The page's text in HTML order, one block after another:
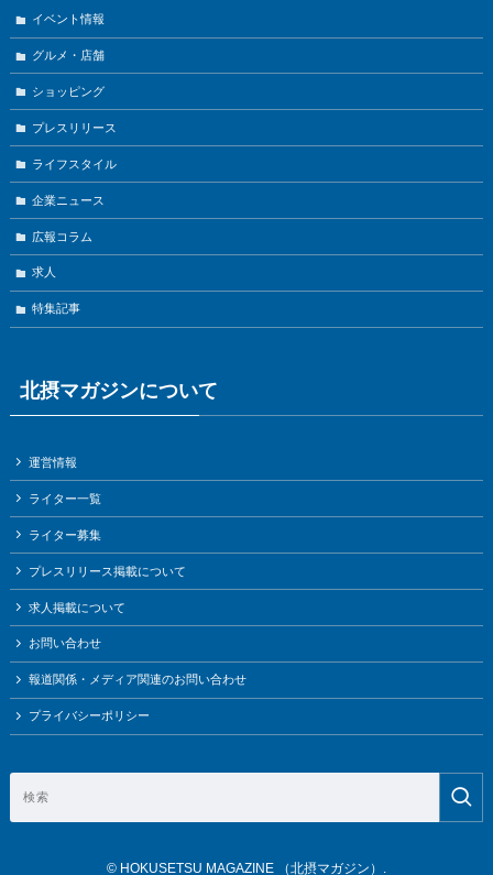
イベント情報
グルメ・店舗
ショッピング
プレスリリース
ライフスタイル
企業ニュース
広報コラム
求人
特集記事
北摂マガジンについて
運営情報
ライター一覧
ライター募集
プレスリリース掲載について
求人掲載について
お問い合わせ
報道関係・メディア関連のお問い合わせ
プライバシーポリシー
© HOKUSETSU MAGAZINE （北摂マガジン）.